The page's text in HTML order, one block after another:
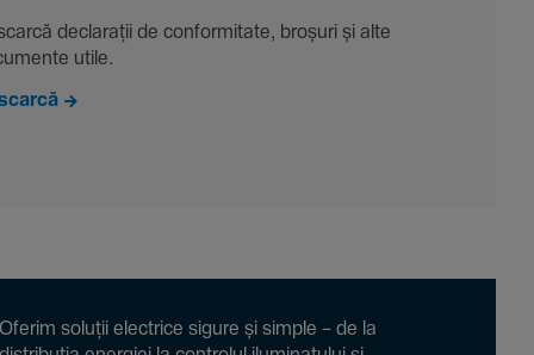
decla­rații de conformitate, broșuri și alte
utile.
soluții electrice sigure și simple – de la